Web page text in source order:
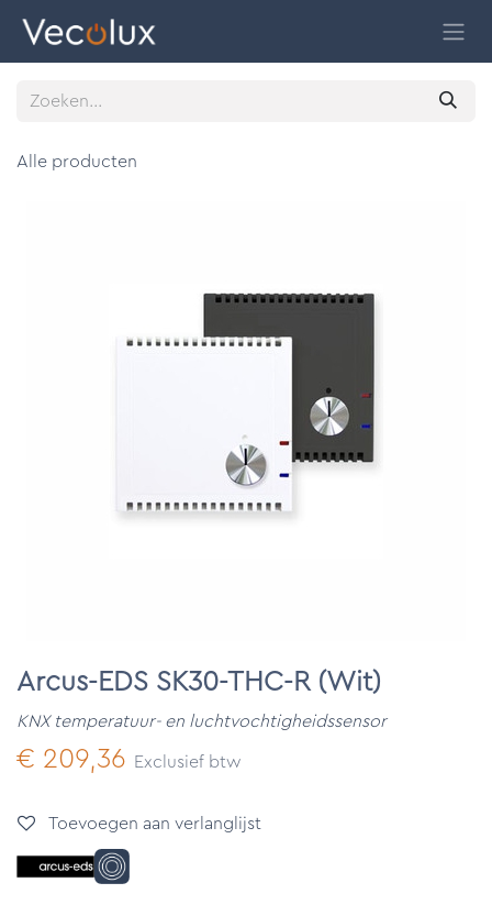
Alle producten
Arcus-EDS SK30-THC-R (Wit)
KNX temperatuur- en luchtvochtigheidssensor
€ 209,36 Exclusief btw
Toevoegen aan verlanglijst